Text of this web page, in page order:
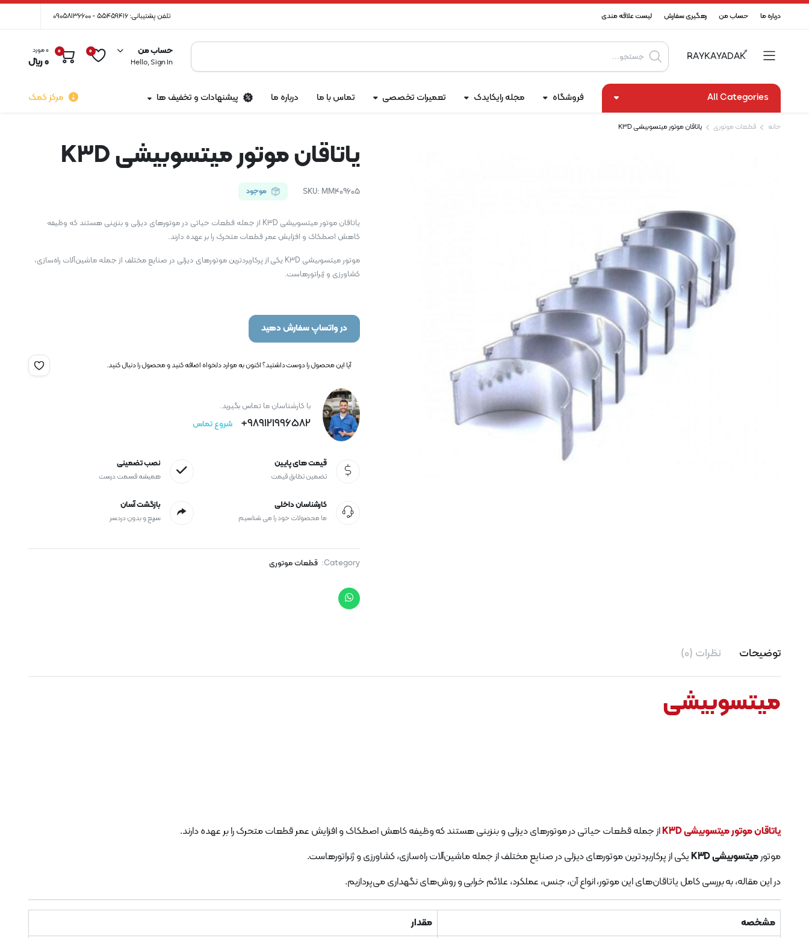
درباره ما حساب من رهگیری سفارش لیست علاقه مندی تلفن پشتیبانی: 55459416 - 09058136600
Products
search
حساب من
Hello, Sign In
0
0 0 مورد
0﷼
All Categories فروشگاه مجله رایکایدک تعمیرات تخصصی تماس با ما درباره ما پیشنهادات و تخفیف ها مرکز کمک
خانه قطعات موتوری یاتاقان موتور میتسوبیشی K3D
یاتاقان موتور میتسوبیشی K3D
SKU: MM409605 موجود
یاتاقان موتور میتسوبیشی K3D از جمله قطعات حیاتی در موتورهای دیزلی و بنزینی هستند که وظیفه
کاهش اصطکاک و افزایش عمر قطعات متحرک را بر عهده دارند.
موتور میتسوبیشی K3D یکی از پرکاربردترین موتورهای دیزلی در صنایع مختلف از جمله ماشین‌آلات راه‌سازی،
کشاورزی و ژنراتورهاست.
در واتساپ سفارش دهید
آیا این محصول را دوست داشتید؟ اکنون به موارد دلخواه اضافه کنید و محصول را دنبال کنید.
با کارشناسان ما تماس بگیرید.
989121996582+ شروع تماس
قیمت های پایین
تضمین تطابق قیمت
نصب تضمینی
همیشه قسمت درست
کارشناسان داخلی
ما محصولات خود را می شناسیم
بازگشت آسان
سریع و بدون دردسر
Category: قطعات موتوری
توضیحات نظرات (0)
میتسوبیشی
یاتاقان موتور میتسوبیشی K3D
از جمله قطعات حیاتی در موتورهای دیزلی و بنزینی هستند که وظیفه کاهش اصطکاک و افزایش عمر قطعات متحرک را بر عهده دارند.
موتورمیتسوبیشی K3D
یکی از پرکاربردترین موتورهای دیزلی در صنایع مختلف از جمله ماشین‌آلات راه‌سازی، کشاورزی و ژنراتورهاست.
در این مقاله، به بررسی کامل یاتاقان‌های این موتور، انواع آن، جنس، عملکرد، علائم خرابی و روش‌های نگهداری می‌پردازیم.
مشخصه
مقدار